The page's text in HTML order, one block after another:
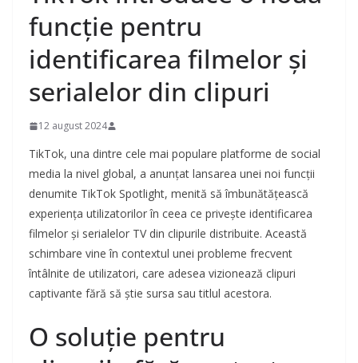
funcție pentru
identificarea filmelor și
serialelor din clipuri
12 august 2024
TikTok, una dintre cele mai populare platforme de social
media la nivel global, a anunțat lansarea unei noi funcții
denumite TikTok Spotlight, menită să îmbunătățească
experiența utilizatorilor în ceea ce privește identificarea
filmelor și serialelor TV din clipurile distribuite. Această
schimbare vine în contextul unei probleme frecvent
întâlnite de utilizatori, care adesea vizionează clipuri
captivante fără să știe sursa sau titlul acestora.
O soluție pentru